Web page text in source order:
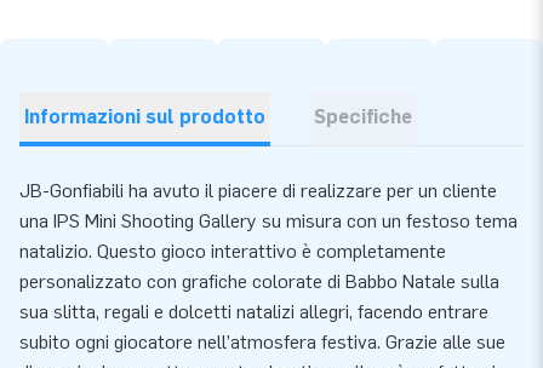
Informazioni sul prodotto Specifiche
JB-Gonfiabili ha avuto il piacere di realizzare per un cliente
una IPS Mini Shooting Gallery su misura con un festoso tema
natalizio. Questo gioco interattivo è completamente
personalizzato con grafiche colorate di Babbo Natale sulla
sua slitta, regali e dolcetti natalizi allegri, facendo entrare
subito ogni giocatore nell’atmosfera festiva. Grazie alle sue